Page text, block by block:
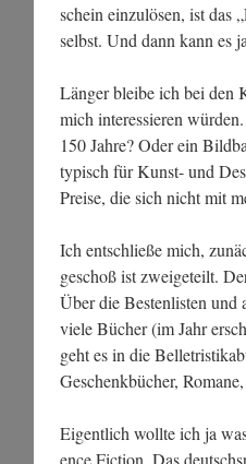
schein ein­zu­lö­sen, ist das
selbst. Und dann kann es
Län­ger blei­be ich bei den
mich inter­es­sie­ren
150 Jah­re? Oder ein
typisch für Kunst- und
Prei­se, die sich nicht mit
Ich ent­schlie­ße mich,
ge­schoß ist zwei­ge­teilt.
Über die Bes­ten­lis­ten und
vie­le Bücher (im Jahr
geht es in die
Geschenk­bü­cher,
Eigent­lich woll­te ich ja
ence Fic­tion. Das